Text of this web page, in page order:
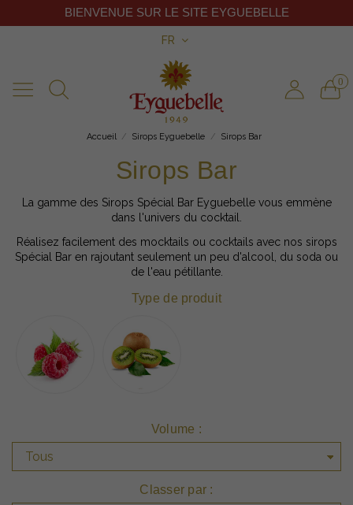
FR
0
BIENVENUE SUR LE SITE EYGUEBELLE
Accueil Sirops Eyguebelle Sirops Bar
Sirops Bar
La gamme des Sirops Spécial Bar Eyguebelle vous emmène
dans l'univers du cocktail.
Réalisez facilement des mocktails ou cocktails avec nos sirops
Spécial Bar en rajoutant seulement un peu d'alcool, du soda ou
de l'eau pétillante.
Type de produit
Volume :
Classer par :